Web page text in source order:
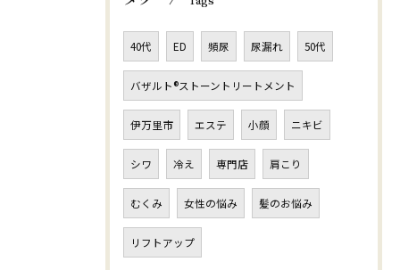
40代 ED 頻尿 尿漏れ 50代
バザルト®ストーントリートメント
伊万里市 エステ 小顔 ニキビ
シワ 冷え 専門店 肩こり
むくみ 女性の悩み 髪のお悩み
リフトアップ